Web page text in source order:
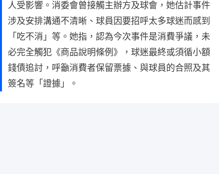
人受影響。消委會曾接觸主辦方及球會，她估計事件
涉及安排溝通不清晰、球員因要招呼太多球迷而感到
「吃不消」等。她指，認為今次事件是消費爭議，未
必完全觸犯《商品說明條例》，球迷最終或須循小額
錢債追討，呼籲消費者保留票據、與球員的合照及其
簽名等「證據」。